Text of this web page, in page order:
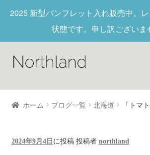
2025 新型パンフレット入れ販売中。
状態です。申し訳ございま
Home
ホーム ブログ一覧 北海道 「トマ
2024年9月4日 に投稿 投稿者 northland